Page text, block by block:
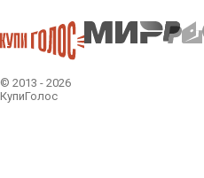
© 2013 - 2026
КупиГолос